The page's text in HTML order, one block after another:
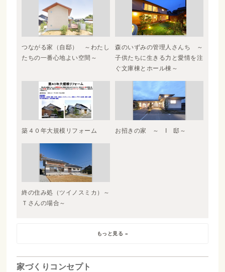
つながる家（自邸） ～わたし
たちの一番心地よい空間～
森のいずみの管理人さんち ～
子供たちに生きる力と愛情を注
ぐ文庫棟とホール棟～
築４０年大規模リフォーム お招きの家 ～ I 邸～
終の住み処（ツイノスミカ）～
Ｔさんの場合～
もっと見る »
家づくりコンセプト